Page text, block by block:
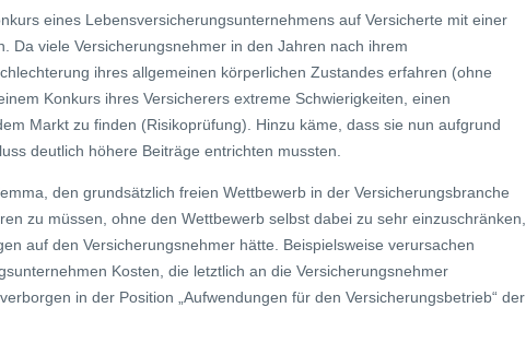
eines Lebensversicherungsunternehmens auf Versicherte mit einer
Da viele Versicherungsnehmer in den Jahren nach ihrem
ihres allgemeinen körperlichen Zustandes erfahren (ohne
Konkurs ihres Versicherers extreme Schwierigkeiten, einen
Markt zu finden (Risikoprüfung). Hinzu käme, dass sie nun aufgrund
deutlich höhere Beiträge entrichten mussten.
den grundsätzlich freien Wettbewerb in der Versicherungsbranche
zu müssen, ohne den Wettbewerb selbst dabei zu sehr einzuschränken,
auf den Versicherungsnehmer hätte. Beispielsweise verursachen
Kosten, die letztlich an die Versicherungsnehmer
in der Position „Aufwendungen für den Versicherungsbetrieb“ der